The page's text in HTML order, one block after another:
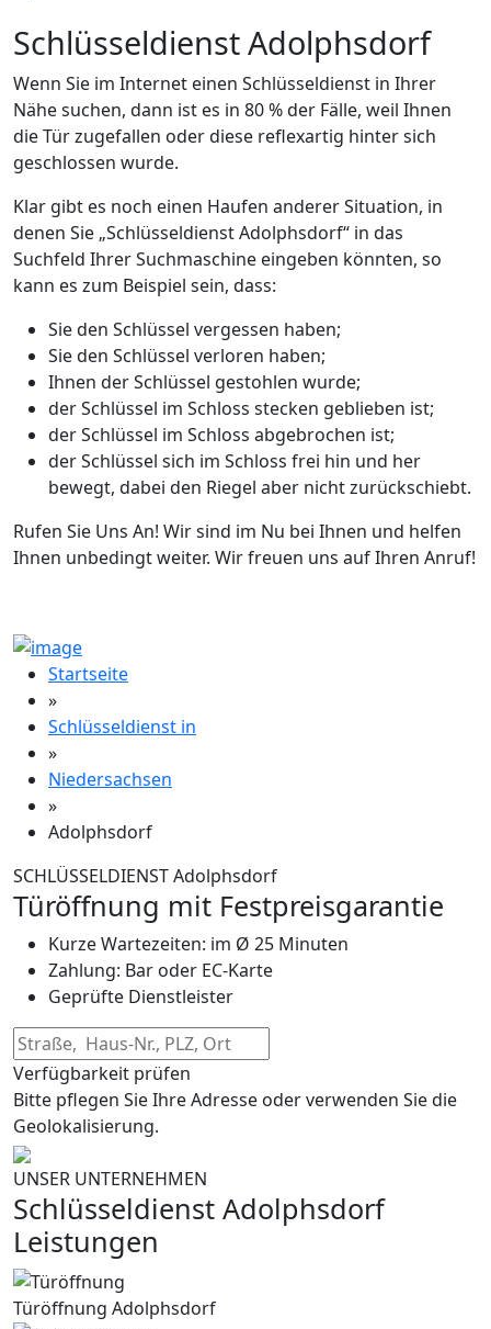
Schlüsseldienst Adolphsdorf
Wenn Sie im Internet einen Schlüsseldienst in Ihrer
Nähe suchen, dann ist es in 80 % der Fälle, weil Ihnen
die Tür zugefallen oder diese reflexartig hinter sich
geschlossen wurde.
Klar gibt es noch einen Haufen anderer Situation, in
denen Sie „Schlüsseldienst Adolphsdorf“ in das
Suchfeld Ihrer Suchmaschine eingeben könnten, so
kann es zum Beispiel sein, dass:
Sie den Schlüssel vergessen haben;
Sie den Schlüssel verloren haben;
Ihnen der Schlüssel gestohlen wurde;
der Schlüssel im Schloss stecken geblieben ist;
der Schlüssel im Schloss abgebrochen ist;
der Schlüssel sich im Schloss frei hin und her
bewegt, dabei den Riegel aber nicht zurückschiebt.
Rufen Sie Uns An! Wir sind im Nu bei Ihnen und helfen
Ihnen unbedingt weiter. Wir freuen uns auf Ihren Anruf!
Startseite
»
Schlüsseldienst in
»
Niedersachsen
»
Adolphsdorf
SCHLÜSSELDIENST Adolphsdorf
Türöffnung mit Festpreisgarantie
Kurze Wartezeiten: im Ø 25 Minuten
Zahlung: Bar oder EC-Karte
Geprüfte Dienstleister
Verfügbarkeit prüfen
Bitte pflegen Sie Ihre Adresse oder verwenden Sie die
Geolokalisierung.
UNSER UNTERNEHMEN
Schlüsseldienst Adolphsdorf
Leistungen
Türöffnung Adolphsdorf